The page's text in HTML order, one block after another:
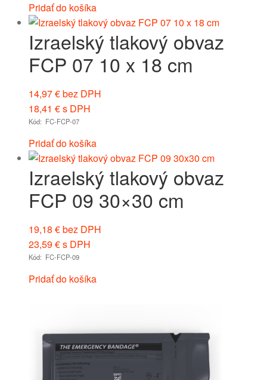
Pridať do košíka
Izraelský tlakový obvaz
FCP 07 10 x 18 cm
14,97€bez DPH
18,41 €s DPH
Kód: FC-FCP-07
Pridať do košíka
Izraelský tlakový obvaz
FCP 09 30×30 cm
19,18 €bez DPH
23,59€s DPH
Kód: FC-FCP-09
Pridať do košíka